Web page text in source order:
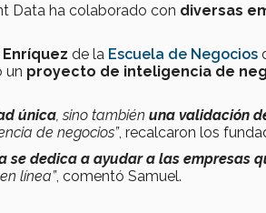
Data ha colaborado con diversas
Enríquez de la Escuela de Negocios
un proyecto de inteligencia de
única , sino también una validación
de negocios”, recalcaron los
se dedica a ayudar a las empresas
línea”, comentó Samuel.